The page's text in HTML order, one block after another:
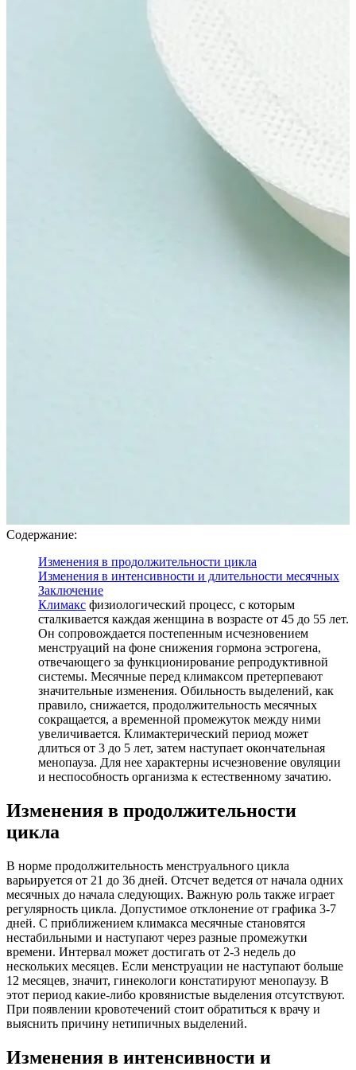
Содержание:
Изменения в продолжительности цикла
Изменения в интенсивности и длительности месячных
Заключение
Климакс физиологический процесс, с которым
сталкивается каждая женщина в возрасте от 45 до 55 лет.
Он сопровождается постепенным исчезновением
менструаций на фоне снижения гормона эстрогена,
отвечающего за функционирование репродуктивной
системы. Месячные перед климаксом претерпевают
значительные изменения. Обильность выделений, как
правило, снижается, продолжительность месячных
сокращается, а временной промежуток между ними
увеличивается. Климактерический период может
длиться от 3 до 5 лет, затем наступает окончательная
менопауза. Для нее характерны исчезновение овуляции
и неспособность организма к естественному зачатию.
Изменения в продолжительности
цикла
В норме продолжительность менструального цикла
варьируется от 21 до 36 дней. Отсчет ведется от начала одних
месячных до начала следующих. Важную роль также играет
регулярность цикла. Допустимое отклонение от графика 3-7
дней. С приближением климакса месячные становятся
нестабильными и наступают через разные промежутки
времени. Интервал может достигать от 2-3 недель до
нескольких месяцев. Если менструации не наступают больше
12 месяцев, значит, гинекологи констатируют менопаузу. В
этот период какие-либо кровянистые выделения отсутствуют.
При появлении кровотечений стоит обратиться к врачу и
выяснить причину нетипичных выделений.
Изменения в интенсивности и